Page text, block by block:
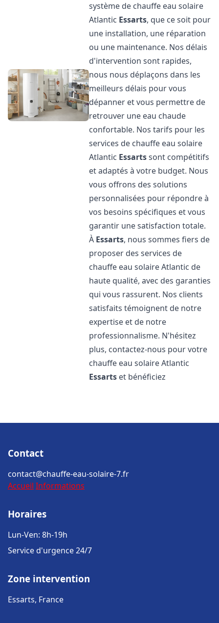
système de chauffe eau solaire
Atlantic Essarts, que ce soit pour
une installation, une réparation
ou une maintenance. Nos délais
d'intervention sont rapides,
nous nous déplaçons dans les
meilleurs délais pour vous
dépanner et vous permettre de
retrouver une eau chaude
confortable. Nos tarifs pour les
services de chauffe eau solaire
Atlantic Essartssont compétitifs
et adaptés à votre budget. Nous
vous offrons des solutions
personnalisées pour répondre à
vos besoins spécifiques et vous
garantir une satisfaction totale.
À Essarts, nous sommes fiers de
proposer des services de
chauffe eau solaire Atlantic de
haute qualité, avec des garanties
qui vous rassurent. Nos clients
satisfaits témoignent de notre
expertise et de notre
professionnalisme. N'hésitez
plus, contactez-nous pour votre
chauffe eau solaire Atlantic
Essarts et bénéficiez
Contact
contact@chauffe-eau-solaire-7.fr
Accueil Informations
Horaires
Lun-Ven: 8h-19h
Service d'urgence 24/7
Zone intervention
Essarts, France